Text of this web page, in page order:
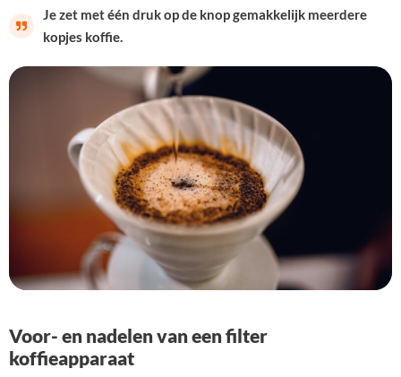
Je zet met één druk op de knop gemakkelijk meerdere
kopjes koffie.
Voor- en nadelen van een filter
koffieapparaat